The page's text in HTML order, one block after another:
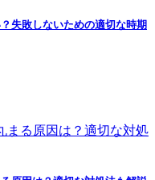
失敗しないための適切な時期